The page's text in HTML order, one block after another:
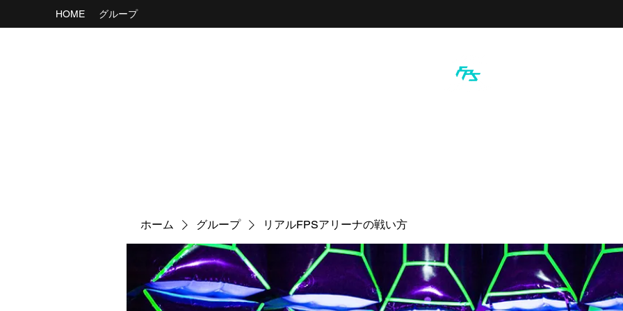
HOME グループ
ホーム グループ リアルFPSアリーナの戦い方